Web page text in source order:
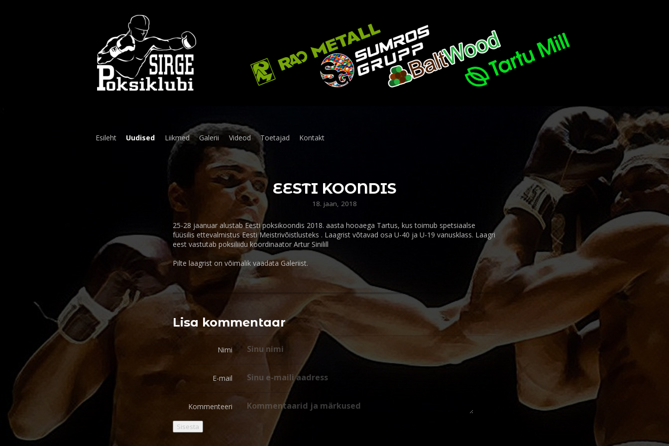
Esileht Uudised Liikmed Galerii Videod Toetajad Kontakt
EESTI KOONDIS
18. jaan, 2018
25-28 jaanuar alustab Eesti poksikoondis 2018. aasta hooaega Tartus, kus toimub spetsiaalse
füüsilis ettevalmistus Eesti Meistrivõistlusteks . Laagrist võtavad osa U-40 ja U-19 vanusklass. Laagri
eest vastutab poksiliidu koordinaator Artur Sinilill
Pilte laagrist on võimalik vaadata Galeriist.
Lisa kommentaar
Nimi
E-mail
Kommenteeri